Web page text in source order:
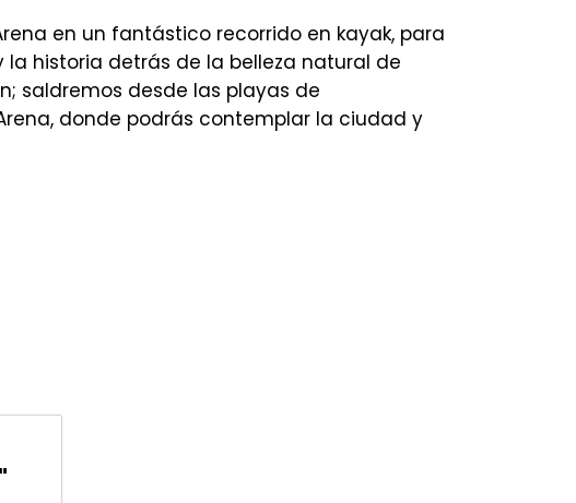
en un fantástico recorrido en kayak, para
historia detrás de la belleza natural de
saldremos desde las playas de
donde podrás contemplar la ciudad y